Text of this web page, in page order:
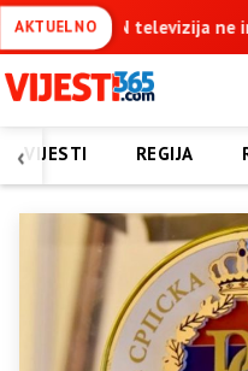
AKTUELNOobjektivno, već
‹VIJESTI REGIJA